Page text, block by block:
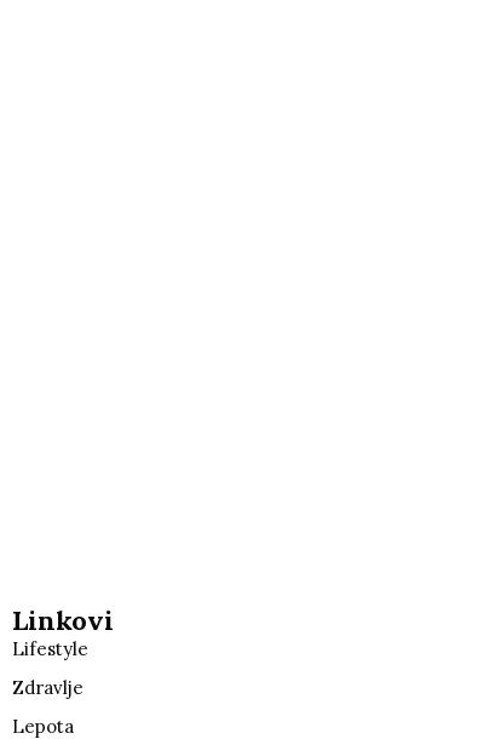
Linkovi
Lifestyle
Zdravlje
Lepota